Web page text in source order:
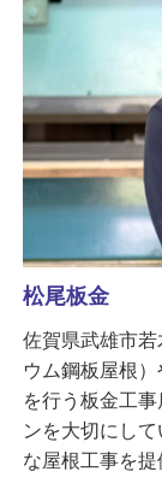
松尾板金
佐賀県武雄市
ウム鋼板屋根
を行う板金工
ンを大切にし
な屋根工事を提